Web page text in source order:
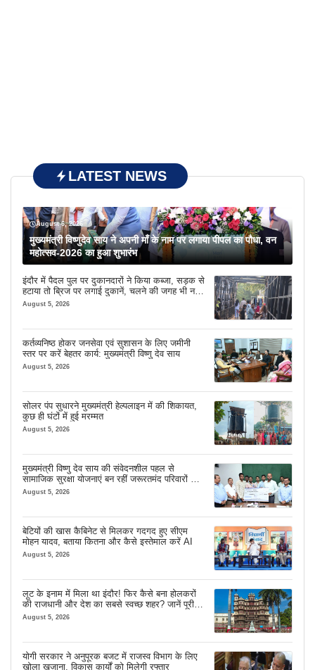
LATEST NEWS
August 6, 2026
मुख्यमंत्री विष्णुदेव साय ने अपनी माँ के नाम पर लगाया पीपल का पौधा, वन
महोत्सव-2026 का हुआ शुभारंभ
इंदौर में पैदल पुल पर दुकानदारों ने किया कब्जा, सड़क से
हटाया तो ब्रिज पर लगाई दुकानें, चलने की जगह भी नहीं
मिल रही
August 5, 2026
कर्तव्यनिष्ठ होकर जनसेवा एवं सुशासन के लिए जमीनी
स्तर पर करें बेहतर कार्य: मुख्यमंत्री विष्णु देव साय
August 5, 2026
सोलर पंप सुधारने मुख्यमंत्री हेल्पलाइन में की शिकायत,
कुछ ही घंटों में हुई मरम्मत
August 5, 2026
मुख्यमंत्री विष्णु देव साय की संवेदनशील पहल से
सामाजिक सुरक्षा योजनाएं बन रहीं जरूरतमंद परिवारों का
मजबूत सहारा
August 5, 2026
बेटियों की खास कैबिनेट से मिलकर गदगद हुए सीएम
मोहन यादव, बताया कितना और कैसे इस्तेमाल करें AI
August 5, 2026
लूट के इनाम में मिला था इंदौर! फिर कैसे बना होलकरों
की राजधानी और देश का सबसे स्वच्छ शहर? जानें पूरी
कहानी
August 5, 2026
योगी सरकार ने अनुपूरक बजट में राजस्व विभाग के लिए
खोला खजाना, विकास कार्यों को मिलेगी रफ्तार